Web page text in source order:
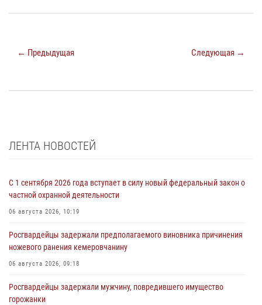
← Предыдущая Следующая →
ЛЕНТА НОВОСТЕЙ
С 1 сентября 2026 года вступает в силу новый федеральный закон о
частной охранной деятельности
06 августа 2026, 10:19
Росгвардейцы задержали предполагаемого виновника причинения
ножевого ранения кемеровчанину
06 августа 2026, 09:18
Росгвардейцы задержали мужчину, повредившего имущество
горожанки